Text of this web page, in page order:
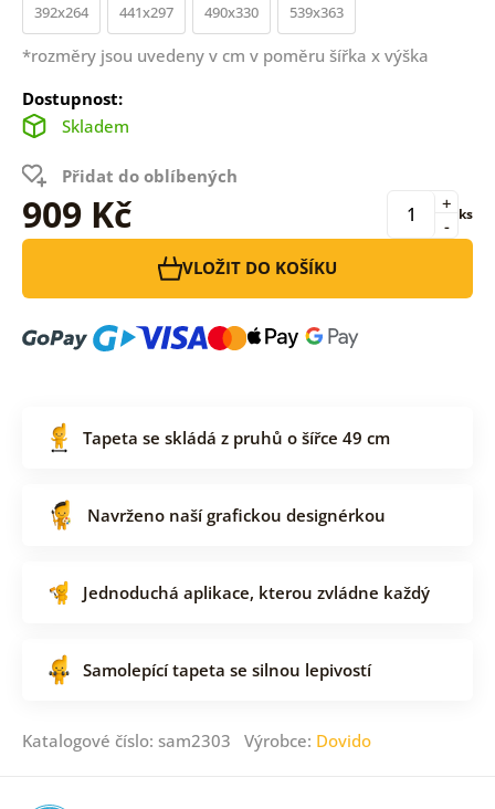
392x264 441x297 490x330 539x363
*rozměry jsou uvedeny v cm v poměru šířka x výška
Dostupnost:
Skladem
Přidat do oblíbených
909 Kč -
+ ks
VLOŽIT DO KOŠÍKU
Tapeta se skládá z pruhů o šířce 49 cm
Navrženo naší grafickou designérkou
Jednoduchá aplikace, kterou zvládne každý
Samolepící tapeta se silnou lepivostí
Katalogové číslo: sam2303 Výrobce: Dovido